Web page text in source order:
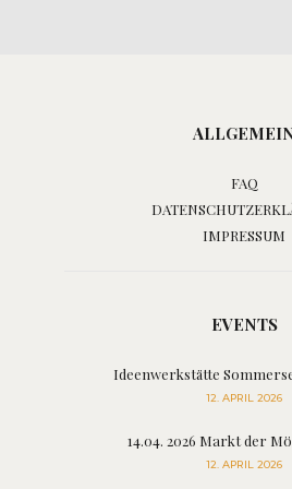
FAQ
IMPRESSUM
EVENTS
Ideenwerkstätte
12. APRIL 2026
14.04. 2026 Markt der
12. APRIL 2026